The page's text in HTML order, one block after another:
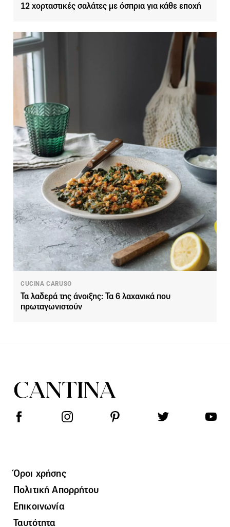
12 χορταστικές σαλάτες με όσπρια για κάθε εποχή
CUCINA CARUSO
Τα λαδερά της άνοιξης: Τα 6 λαχανικά που
πρωταγωνιστούν
Όροι χρήσης
Πολιτική Απορρήτου
Επικοινωνία
Ταυτότητα